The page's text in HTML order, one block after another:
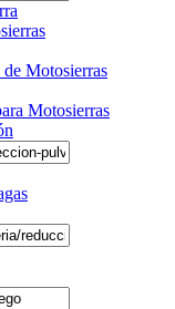
Motosierras
Motosierras